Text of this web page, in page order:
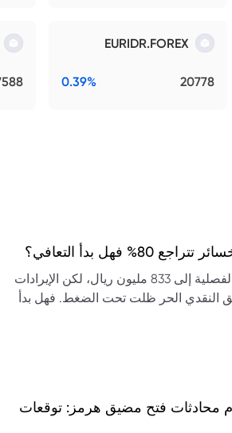
EURIDR.FOREX
20778
0.39%
تراجعت خسارة سابك الفصلية إلى 833 مليون ريال، لكن الإيرادات
النقدي الحر ظلت تحت الضغط. فهل بدأ
محادثات فتح مضيق هرمز: توقعات